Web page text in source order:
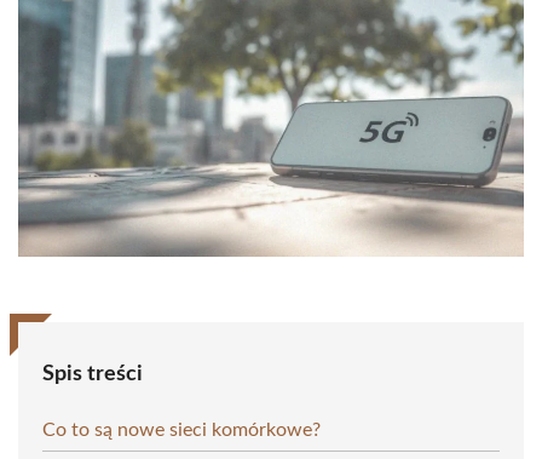
Spis treści
Co to są nowe sieci komórkowe?